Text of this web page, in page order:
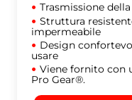
Trasmissione
Struttura
impermeabile
Design
usare
Viene fornito con
Pro Gear®.